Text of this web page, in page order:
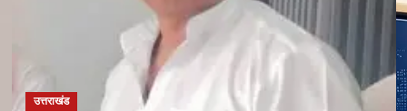
उत्तराखंड